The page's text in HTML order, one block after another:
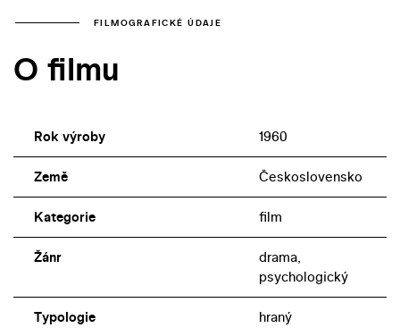
FILMOGRAFICKÉ ÚDAJE
O filmu
Rok výroby 1960
Země Československo
Kategorie film
Žánr
drama,
psychologický
Typologie hraný